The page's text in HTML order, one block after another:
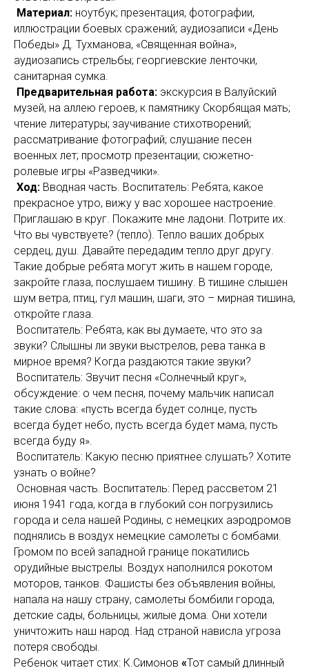
Материал: ноутбук; презентация, фотографии,
иллюстрации боевых сражений; аудиозаписи «День
Победы» Д. Тухманова, «Священная война»,
аудиозапись стрельбы; георгиевские ленточки,
санитарная сумка.
Предварительная работа: экскурсия в Валуйский
музей, на аллею героев, к памятнику Скорбящая мать;
чтение литературы; заучивание стихотворений;
рассматривание фотографий; слушание песен
военных лет; просмотр презентации; сюжетно-
ролевые игры «Разведчики».
Ход: Вводная часть. Воспитатель: Ребята, какое
прекрасное утро, вижу у вас хорошее настроение.
Приглашаю в круг. Покажите мне ладони. Потрите их.
Что вы чувствуете? (тепло). Тепло ваших добрых
сердец, душ. Давайте передадим тепло друг другу.
Такие добрые ребята могут жить в нашем городе,
закройте глаза, послушаем тишину. В тишине слышен
шум ветра, птиц, гул машин, шаги, это – мирная тишина,
откройте глаза.
Воспитатель: Ребята, как вы думаете, что это за
звуки? Слышны ли звуки выстрелов, рева танка в
мирное время? Когда раздаются такие звуки?
Воспитатель: Звучит песня «Солнечный круг»,
обсуждение: о чем песня, почему мальчик написал
такие слова: «пусть всегда будет солнце, пусть
всегда будет небо, пусть всегда будет мама, пусть
всегда буду я».
Воспитатель: Какую песню приятнее слушать? Хотите
узнать о войне?
Основная часть. Воспитатель: Перед рассветом 21
июня 1941 года, когда в глубокий сон погрузились
города и села нашей Родины, с немецких аэродромов
поднялись в воздух немецкие самолеты с бомбами.
Громом по всей западной границе покатились
орудийные выстрелы. Воздух наполнился рокотом
моторов, танков. Фашисты без объявления войны,
напала на нашу страну, самолеты бомбили города,
детские сады, больницы, жилые дома. Они хотели
уничтожить наш народ. Над страной нависла угроза
потеря свободы.
Ребенок читает стих: К.Симонов «Тот самый длинный